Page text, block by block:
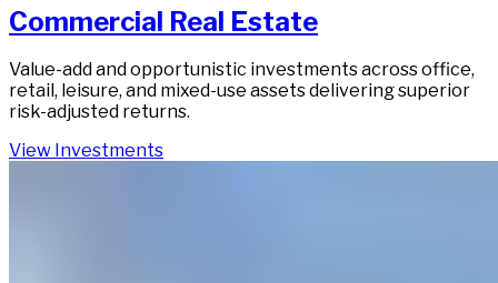
Commercial Real Estate​​​​‌ ‍ ​‍​‍‌‍ ‌ ​‍‌‍‍‌‌‍‌ ‌‍‍‌‌‍ ‍​‍​‍​ ‍‍​‍​‍‌ ​ ‌‍​‌‌‍ ‍‌‍‍‌‌ ‌​‌ ‍‌​‍ ‍‌‍‍‌‌‍ ​‍​‍​‍ ​​‍​‍‌‍‍​‌ ​‍‌‍‌‌‌‍‌‍​‍​‍​ ‍‍​‍​‍‌‍‍​‌ ‌​‌ ‌​‌ ​​‌ ​ ​ ‍‍​‍ ​‍ ‌‍ ​​‍ ‌‌‍​‌‌‍ ‍‌‍‌​​‍ ‌‌ ​‍​‍ ‌‌‍‍​‌‍ ‌ ‌​‌‍‌‌‌‍ ​‌ ​ ​‍ ‌‌ ​ ‌ ‌​‌ ‌‌‌‍‌​‌‍‍‌‌‍ ​‍ ‍‌ ‌‍‌‍‌‌‌ ​‍‌‍​ ‌‍‌‌‌‍ ​​‍ ‍‌‍​‌‌ ​​‌ ​​​‍ ‌‍‍‌‌‍ ‍‌ ‌​‌‍‌‌‌‍ ‍‌ ‌​​‍ ‌‍‌‌‌‍‌​‌‍‍‌‌ ‌​​‍ ‌‍ ‌‌‍ ‌‍‌​‌‍‌‌​ ‌‌ ​​‌ ​‍‌‍‌‌‌ ​ ‌‍‌‌‌‍ ‍‌ ‌​‌‍​‌‌ ‌​‌‍‍‌‌‍ ‌‍ ‍​ ‍ ‌‍‍‌‌‍‌​​ ‌​ ‌​​ ​​​ ‌‍‌‍​‍​ ‌‌‌‍​‍​ ‌‌​ ‌​​‍ ‌‌‍​‍​ ‌ ​ ‌‌​ ​‍​‍ ‌​ ‌​​ ‌ ​ ‌​​ ‌​​‍ ‌‌‍​‍​ ​​‌‍‌​‌‍​ ​‍ ‌‌‍‌‍‌‍​ ​ ‌‌‌‍​‌​ ​‍‌‍‌​​ ‌‍‌‍​‌‌‍‌‍‌‍​‌‌‍​‌​ ‌‌​ ‍ ‌ ‌​‌ ‍‌‌ ​​‌‍‌‌​ ‌‌‍​ ‌‍ ‌ ​‍‌ ​​‌‍ ‌ ​‍‌‍​‌‌ ‌​‌‍‌‌‌‌​​‌‍​‌‌‍‌ ‌‍‌‌​ ‍ ‌ ​​‌‍​‌‌ ‌​‌‍‍​​ ‌‌ ​​‌‍​‌‌‍‌ ‌‍‌‌‌​​‍‌ ‌‌‌‍‍‌‌‍ ​‌‍‌​‌‍‌‌‌ ​‍​‍‌‌​ ‌‌‌​​‍‌‌ ‌‍‍ ‌‍‌‌‌ ‍‌​‍‌‌​ ​ ‌​‌​​‍‌‌​ ​ ‌​‌​​‍‌‌​ ​‍​ ​‍‌‍​‌‌‍​‌​ ​‌​ ‍​​ ‌ ​ ‍​‌‍​‌​ ‍​​ ‌ ​ ​‌​ ​​​ ‌ ​‍‌‌​ ​‍​ ​‍​‍‌‌​ ‌‌‌​‌​​‍ ‍‌‍​ ‌‍​‌‌ ​‍‌‍‌​‌ ​ ​‍‌‌​ ‌‌‌​​‍‌‌ ‌‍‍ ‌‍‌‌‌ ‍‌​‍‌‌​ ​ ‌​‌​​‍‌‌​ ​ ‌​‌​​‍‌‌​ ​‍​ ​‍​ ‌ ‌‍​‌​ ​​​ ‍​​ ‌‌​ ​ ‌‍​ ​ ​​​ ​‌​ ​‌​ ‌ ​ ​ ​‍‌‌​ ​‍​ ​‍​‍‌‌​ ‌‌‌​‌​​‍ ‍‌ ‌​‌‍‍‌‌ ‌​‌‍ ​‌‍‌‌​ ‌‍​‍‌‍​‌‌ ​ ‌‍‌‌‌‌‌‌‌ ​‍‌‍ ​​ ‌‌‍‍​‌ ‌​‌ ‌​‌ ​​‌ ​ ​‍‌‌​ ​ ‌​​‌​‍‌‌​ ​‍‌​‌‍​‍‌‌​ ​‍‌​‌‍‌‍ ​​‍ ‌‌‍​‌‌‍ ‍‌‍‌​​‍ ‌‌ ​‍​‍ ‌‌‍‍​‌‍ ‌ ‌​‌‍‌‌‌‍ ​‌ ​ ​‍ ‌‌ ​ ‌ ‌​‌ ‌‌‌‍‌​‌‍‍‌‌‍ ​‍ ‍‌ ‌‍‌‍‌‌‌ ​‍‌‍​ ‌‍‌‌‌‍ ​​‍ ‍‌‍​‌‌ ​​‌ ​​​‍‌‍‌‍‍‌‌‍‌​​ ‌​ ‌​​ ​​​ ‌‍‌‍​‍​ ‌‌‌‍​‍​ ‌‌​ ‌​​‍ ‌‌‍​‍​ ‌ ​ ‌‌​ ​‍​‍ ‌​ ‌​​ ‌ ​ ‌​​ ‌​​‍ ‌‌‍​‍​ ​​‌‍‌​‌‍​ ​‍ ‌‌‍‌‍‌‍​ ​ ‌‌‌‍​‌​ ​‍‌‍‌​​ ‌‍‌‍​‌‌‍‌‍‌‍​‌‌‍​‌​ ‌‌​‍‌‍‌ ‌​‌ ‍‌‌ ​​‌‍‌‌​ ‌‌‍​ ‌‍ ‌ ​‍‌ ​​‌‍ ‌ ​‍‌‍​‌‌ ‌​‌‍‌‌‌‌​​‌‍​‌‌‍‌ ‌‍‌‌​‍‌‍‌ ​​‌‍​‌‌ ‌​‌‍‍​​ ‌‌ ​​‌‍​‌‌‍‌ ‌‍‌‌‌​​‍‌ ‌‌‌‍‍‌‌‍ ​‌‍‌​‌‍‌‌‌ ​‍​‍‌‌​ ‌‌‌​​‍‌‌ ‌‍‍ ‌‍‌‌‌ ‍‌​‍‌‌​ ​ ‌​‌​​‍‌‌​ ​ ‌​‌​​‍‌‌​ ​‍​ ​‍‌‍​‌‌‍​‌​ ​‌​ ‍​​ ‌ ​ ‍​‌‍​‌​ ‍​​ ‌ ​ ​‌​ ​​​ ‌ ​‍‌‌​ ​‍​ ​‍​‍‌‌​ ‌‌‌​‌​​‍ ‍‌‍​ ‌‍​‌‌ ​‍‌‍‌​‌ ​ ​‍‌‌​ ‌‌‌​​‍‌‌ ‌‍‍ ‌‍‌‌‌ ‍‌​‍‌‌​ ​ ‌​‌​​‍‌‌​ ​ ‌​‌​​‍‌‌​ ​‍​ ​‍​ ‌ ‌‍​‌​ ​​​ ‍​​ ‌‌​ ​ ‌‍​ ​ ​​​ ​‌​ ​‌​ ‌ ​ ​ ​‍‌‌​ ​‍​ ​‍​‍‌‌​ ‌‌‌​‌​​‍ ‍‌ ‌​‌‍‍‌‌ ‌​‌‍ ​‌‍‌‌​‍‌‍‌ ​​‌‍‌‌‌ ​‍‌ ​ ‌ ​​‌‍‌‌‌‍​ ‌ ‌​‌‍‍‌‌ ‌‍‌‍‌‌​ ‌‌ ​​‌ ‌‌‌‍​‍‌‍ ​‌‍‍‌‌ ​ ‌‍‍​‌‍‌‌‌‍‌​​‍​‍‌ ‌
Value-add and opportunistic investments across office,
retail, leisure, and mixed-use assets delivering superior
risk-adjusted returns.​​​​‌ ‍ ​‍​‍‌‍ ‌ ​‍‌‍‍‌‌‍‌ ‌‍‍‌‌‍ ‍​‍​‍​ ‍‍​‍​‍‌ ​ ‌‍​‌‌‍ ‍‌‍‍‌‌ ‌​‌ ‍‌​‍ ‍‌‍‍‌‌‍ ​‍​‍​‍ ​​‍​‍‌‍‍​‌ ​‍‌‍‌‌‌‍‌‍​‍​‍​ ‍‍​‍​‍‌‍‍​‌ ‌​‌ ‌​‌ ​​‌ ​ ​ ‍‍​‍ ​‍ ‌‍ ​​‍ ‌‌‍​‌‌‍ ‍‌‍‌​​‍ ‌‌ ​‍​‍ ‌‌‍‍​‌‍ ‌ ‌​‌‍‌‌‌‍ ​‌ ​ ​‍ ‌‌ ​ ‌ ‌​‌ ‌‌‌‍‌​‌‍‍‌‌‍ ​‍ ‍‌ ‌‍‌‍‌‌‌ ​‍‌‍​ ‌‍‌‌‌‍ ​​‍ ‍‌‍​‌‌ ​​‌ ​​​‍ ‌‍‍‌‌‍ ‍‌ ‌​‌‍‌‌‌‍ ‍‌ ‌​​‍ ‌‍‌‌‌‍‌​‌‍‍‌‌ ‌​​‍ ‌‍ ‌‌‍ ‌‍‌​‌‍‌‌​ ‌‌ ​​‌ ​‍‌‍‌‌‌ ​ ‌‍‌‌‌‍ ‍‌ ‌​‌‍​‌‌ ‌​‌‍‍‌‌‍ ‌‍ ‍​ ‍ ‌‍‍‌‌‍‌​​ ‌​ ‌​​ ​​​ ‌‍‌‍​‍​ ‌‌‌‍​‍​ ‌‌​ ‌​​‍ ‌‌‍​‍​ ‌ ​ ‌‌​ ​‍​‍ ‌​ ‌​​ ‌ ​ ‌​​ ‌​​‍ ‌‌‍​‍​ ​​‌‍‌​‌‍​ ​‍ ‌‌‍‌‍‌‍​ ​ ‌‌‌‍​‌​ ​‍‌‍‌​​ ‌‍‌‍​‌‌‍‌‍‌‍​‌‌‍​‌​ ‌‌​ ‍ ‌ ‌​‌ ‍‌‌ ​​‌‍‌‌​ ‌‌‍​ ‌‍ ‌ ​‍‌ ​​‌‍ ‌ ​‍‌‍​‌‌ ‌​‌‍‌‌‌‌​​‌‍​‌‌‍‌ ‌‍‌‌​ ‍ ‌ ​​‌‍​‌‌ ‌​‌‍‍​​ ‌‌ ​​‌‍​‌‌‍‌ ‌‍‌‌‌​​‍‌ ‌‌‌‍‍‌‌‍ ​‌‍‌​‌‍‌‌‌ ​‍​‍‌‌​ ‌‌‌​​‍‌‌ ‌‍‍ ‌‍‌‌‌ ‍‌​‍‌‌​ ​ ‌​‌​​‍‌‌​ ​ ‌​‌​​‍‌‌​ ​‍​ ​‍‌‍​‌‌‍​‌​ ​‌​ ‍​​ ‌ ​ ‍​‌‍​‌​ ‍​​ ‌ ​ ​‌​ ​​​ ‌ ​‍‌‌​ ​‍​ ​‍​‍‌‌​ ‌‌‌​‌​​‍ ‍‌‍​ ‌‍​‌‌ ​‍‌‍‌​‌ ​ ​‍‌‌​ ‌‌‌​​‍‌‌ ‌‍‍ ‌‍‌‌‌ ‍‌​‍‌‌​ ​ ‌​‌​​‍‌‌​ ​ ‌​‌​​‍‌‌​ ​‍​ ​‍​ ‌ ‌‍​‌​ ​​​ ‍​​ ‌‌​ ​ ‌‍​ ​ ​​​ ​‌​ ​‌​ ‌ ​ ​ ​‍‌‌​ ​‍​ ​‍​‍‌‌​ ‌‌‌​‌​​‍ ‍‌‍‌‌‌ ‍​‌‍​ ‌‍‌‌‌ ​‍‌ ​​‌ ‌​​ ‌‍​‍‌‍​‌‌ ​ ‌‍‌‌‌‌‌‌‌ ​‍‌‍ ​​ ‌‌‍‍​‌ ‌​‌ ‌​‌ ​​‌ ​ ​‍‌‌​ ​ ‌​​‌​‍‌‌​ ​‍‌​‌‍​‍‌‌​ ​‍‌​‌‍‌‍ ​​‍ ‌‌‍​‌‌‍ ‍‌‍‌​​‍ ‌‌ ​‍​‍ ‌‌‍‍​‌‍ ‌ ‌​‌‍‌‌‌‍ ​‌ ​ ​‍ ‌‌ ​ ‌ ‌​‌ ‌‌‌‍‌​‌‍‍‌‌‍ ​‍ ‍‌ ‌‍‌‍‌‌‌ ​‍‌‍​ ‌‍‌‌‌‍ ​​‍ ‍‌‍​‌‌ ​​‌ ​​​‍‌‍‌‍‍‌‌‍‌​​ ‌​ ‌​​ ​​​ ‌‍‌‍​‍​ ‌‌‌‍​‍​ ‌‌​ ‌​​‍ ‌‌‍​‍​ ‌ ​ ‌‌​ ​‍​‍ ‌​ ‌​​ ‌ ​ ‌​​ ‌​​‍ ‌‌‍​‍​ ​​‌‍‌​‌‍​ ​‍ ‌‌‍‌‍‌‍​ ​ ‌‌‌‍​‌​ ​‍‌‍‌​​ ‌‍‌‍​‌‌‍‌‍‌‍​‌‌‍​‌​ ‌‌​‍‌‍‌ ‌​‌ ‍‌‌ ​​‌‍‌‌​ ‌‌‍​ ‌‍ ‌ ​‍‌ ​​‌‍ ‌ ​‍‌‍​‌‌ ‌​‌‍‌‌‌‌​​‌‍​‌‌‍‌ ‌‍‌‌​‍‌‍‌ ​​‌‍​‌‌ ‌​‌‍‍​​ ‌‌ ​​‌‍​‌‌‍‌ ‌‍‌‌‌​​‍‌ ‌‌‌‍‍‌‌‍ ​‌‍‌​‌‍‌‌‌ ​‍​‍‌‌​ ‌‌‌​​‍‌‌ ‌‍‍ ‌‍‌‌‌ ‍‌​‍‌‌​ ​ ‌​‌​​‍‌‌​ ​ ‌​‌​​‍‌‌​ ​‍​ ​‍‌‍​‌‌‍​‌​ ​‌​ ‍​​ ‌ ​ ‍​‌‍​‌​ ‍​​ ‌ ​ ​‌​ ​​​ ‌ ​‍‌‌​ ​‍​ ​‍​‍‌‌​ ‌‌‌​‌​​‍ ‍‌‍​ ‌‍​‌‌ ​‍‌‍‌​‌ ​ ​‍‌‌​ ‌‌‌​​‍‌‌ ‌‍‍ ‌‍‌‌‌ ‍‌​‍‌‌​ ​ ‌​‌​​‍‌‌​ ​ ‌​‌​​‍‌‌​ ​‍​ ​‍​ ‌ ‌‍​‌​ ​​​ ‍​​ ‌‌​ ​ ‌‍​ ​ ​​​ ​‌​ ​‌​ ‌ ​ ​ ​‍‌‌​ ​‍​ ​‍​‍‌‌​ ‌‌‌​‌​​‍ ‍‌‍‌‌‌ ‍​‌‍​ ‌‍‌‌‌ ​‍‌ ​​‌ ‌​​‍‌‍‌ ​​‌‍‌‌‌ ​‍‌ ​ ‌ ​​‌‍‌‌‌‍​ ‌ ‌​‌‍‍‌‌ ‌‍‌‍‌‌​ ‌‌ ​​‌ ‌‌‌‍​‍‌‍ ​‌‍‍‌‌ ​ ‌‍‍​‌‍‌‌‌‍‌​​‍​‍‌ ‌
View Investments​​​​‌ ‍ ​‍​‍‌‍ ‌ ​‍‌‍‍‌‌‍‌ ‌‍‍‌‌‍ ‍​‍​‍​ ‍‍​‍​‍‌ ​ ‌‍​‌‌‍ ‍‌‍‍‌‌ ‌​‌ ‍‌​‍ ‍‌‍‍‌‌‍ ​‍​‍​‍ ​​‍​‍‌‍‍​‌ ​‍‌‍‌‌‌‍‌‍​‍​‍​ ‍‍​‍​‍‌‍‍​‌ ‌​‌ ‌​‌ ​​‌ ​ ​ ‍‍​‍ ​‍ ‌‍ ​​‍ ‌‌‍​‌‌‍ ‍‌‍‌​​‍ ‌‌ ​‍​‍ ‌‌‍‍​‌‍ ‌ ‌​‌‍‌‌‌‍ ​‌ ​ ​‍ ‌‌ ​ ‌ ‌​‌ ‌‌‌‍‌​‌‍‍‌‌‍ ​‍ ‍‌ ‌‍‌‍‌‌‌ ​‍‌‍​ ‌‍‌‌‌‍ ​​‍ ‍‌‍​‌‌ ​​‌ ​​​‍ ‌‍‍‌‌‍ ‍‌ ‌​‌‍‌‌‌‍ ‍‌ ‌​​‍ ‌‍‌‌‌‍‌​‌‍‍‌‌ ‌​​‍ ‌‍ ‌‌‍ ‌‍‌​‌‍‌‌​ ‌‌ ​​‌ ​‍‌‍‌‌‌ ​ ‌‍‌‌‌‍ ‍‌ ‌​‌‍​‌‌ ‌​‌‍‍‌‌‍ ‌‍ ‍​ ‍ ‌‍‍‌‌‍‌​​ ‌​ ‌​​ ​​​ ‌‍‌‍​‍​ ‌‌‌‍​‍​ ‌‌​ ‌​​‍ ‌‌‍​‍​ ‌ ​ ‌‌​ ​‍​‍ ‌​ ‌​​ ‌ ​ ‌​​ ‌​​‍ ‌‌‍​‍​ ​​‌‍‌​‌‍​ ​‍ ‌‌‍‌‍‌‍​ ​ ‌‌‌‍​‌​ ​‍‌‍‌​​ ‌‍‌‍​‌‌‍‌‍‌‍​‌‌‍​‌​ ‌‌​ ‍ ‌ ‌​‌ ‍‌‌ ​​‌‍‌‌​ ‌‌‍​ ‌‍ ‌ ​‍‌ ​​‌‍ ‌ ​‍‌‍​‌‌ ‌​‌‍‌‌‌‌​​‌‍​‌‌‍‌ ‌‍‌‌​ ‍ ‌ ​​‌‍​‌‌ ‌​‌‍‍​​ ‌‌ ​​‌‍​‌‌‍‌ ‌‍‌‌‌​​‍‌ ‌‌‌‍‍‌‌‍ ​‌‍‌​‌‍‌‌‌ ​‍​‍‌‌​ ‌‌‌​​‍‌‌ ‌‍‍ ‌‍‌‌‌ ‍‌​‍‌‌​ ​ ‌​‌​​‍‌‌​ ​ ‌​‌​​‍‌‌​ ​‍​ ​‍‌‍​‌‌‍​‌​ ​‌​ ‍​​ ‌ ​ ‍​‌‍​‌​ ‍​​ ‌ ​ ​‌​ ​​​ ‌ ​‍‌‌​ ​‍​ ​‍​‍‌‌​ ‌‌‌​‌​​‍ ‍‌‍​ ‌‍​‌‌ ​‍‌‍‌​‌ ​ ​‍‌‌​ ‌‌‌​​‍‌‌ ‌‍‍ ‌‍‌‌‌ ‍‌​‍‌‌​ ​ ‌​‌​​‍‌‌​ ​ ‌​‌​​‍‌‌​ ​‍​ ​‍​ ‌ ‌‍​‌​ ​​​ ‍​​ ‌‌​ ​ ‌‍​ ​ ​​​ ​‌​ ​‌​ ‌ ​ ​ ​‍‌‌​ ​‍​ ​‍​‍‌‌​ ‌‌‌​‌​​‍ ‍‌‍​ ‌ ‌​‌‍​‌​‍ ‍‌‍ ​‌‍​‌‌‍​‍‌‍‌‌‌‍ ​​ ‌‍​‍‌‍​‌‌ ​ ‌‍‌‌‌‌‌‌‌ ​‍‌‍ ​​ ‌‌‍‍​‌ ‌​‌ ‌​‌ ​​‌ ​ ​‍‌‌​ ​ ‌​​‌​‍‌‌​ ​‍‌​‌‍​‍‌‌​ ​‍‌​‌‍‌‍ ​​‍ ‌‌‍​‌‌‍ ‍‌‍‌​​‍ ‌‌ ​‍​‍ ‌‌‍‍​‌‍ ‌ ‌​‌‍‌‌‌‍ ​‌ ​ ​‍ ‌‌ ​ ‌ ‌​‌ ‌‌‌‍‌​‌‍‍‌‌‍ ​‍ ‍‌ ‌‍‌‍‌‌‌ ​‍‌‍​ ‌‍‌‌‌‍ ​​‍ ‍‌‍​‌‌ ​​‌ ​​​‍‌‍‌‍‍‌‌‍‌​​ ‌​ ‌​​ ​​​ ‌‍‌‍​‍​ ‌‌‌‍​‍​ ‌‌​ ‌​​‍ ‌‌‍​‍​ ‌ ​ ‌‌​ ​‍​‍ ‌​ ‌​​ ‌ ​ ‌​​ ‌​​‍ ‌‌‍​‍​ ​​‌‍‌​‌‍​ ​‍ ‌‌‍‌‍‌‍​ ​ ‌‌‌‍​‌​ ​‍‌‍‌​​ ‌‍‌‍​‌‌‍‌‍‌‍​‌‌‍​‌​ ‌‌​‍‌‍‌ ‌​‌ ‍‌‌ ​​‌‍‌‌​ ‌‌‍​ ‌‍ ‌ ​‍‌ ​​‌‍ ‌ ​‍‌‍​‌‌ ‌​‌‍‌‌‌‌​​‌‍​‌‌‍‌ ‌‍‌‌​‍‌‍‌ ​​‌‍​‌‌ ‌​‌‍‍​​ ‌‌ ​​‌‍​‌‌‍‌ ‌‍‌‌‌​​‍‌ ‌‌‌‍‍‌‌‍ ​‌‍‌​‌‍‌‌‌ ​‍​‍‌‌​ ‌‌‌​​‍‌‌ ‌‍‍ ‌‍‌‌‌ ‍‌​‍‌‌​ ​ ‌​‌​​‍‌‌​ ​ ‌​‌​​‍‌‌​ ​‍​ ​‍‌‍​‌‌‍​‌​ ​‌​ ‍​​ ‌ ​ ‍​‌‍​‌​ ‍​​ ‌ ​ ​‌​ ​​​ ‌ ​‍‌‌​ ​‍​ ​‍​‍‌‌​ ‌‌‌​‌​​‍ ‍‌‍​ ‌‍​‌‌ ​‍‌‍‌​‌ ​ ​‍‌‌​ ‌‌‌​​‍‌‌ ‌‍‍ ‌‍‌‌‌ ‍‌​‍‌‌​ ​ ‌​‌​​‍‌‌​ ​ ‌​‌​​‍‌‌​ ​‍​ ​‍​ ‌ ‌‍​‌​ ​​​ ‍​​ ‌‌​ ​ ‌‍​ ​ ​​​ ​‌​ ​‌​ ‌ ​ ​ ​‍‌‌​ ​‍​ ​‍​‍‌‌​ ‌‌‌​‌​​‍ ‍‌‍​ ‌ ‌​‌‍​‌​‍ ‍‌‍ ​‌‍​‌‌‍​‍‌‍‌‌‌‍ ​​‍‌‍‌ ​​‌‍‌‌‌ ​‍‌ ​ ‌ ​​‌‍‌‌‌‍​ ‌ ‌​‌‍‍‌‌ ‌‍‌‍‌‌​ ‌‌ ​​‌ ‌‌‌‍​‍‌‍ ​‌‍‍‌‌ ​ ‌‍‍​‌‍‌‌‌‍‌​​‍​‍‌ ‌